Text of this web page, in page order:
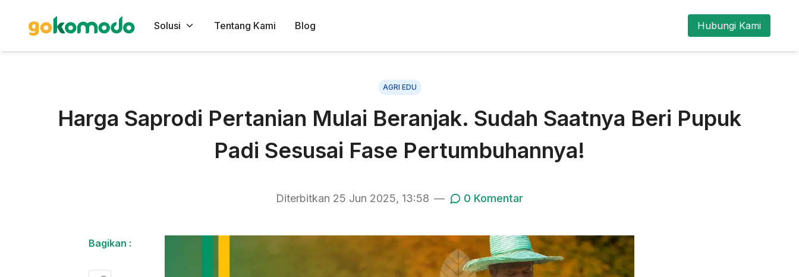
Solusi Tentang Kami Blog Hubungi Kami
AGRI EDU
Harga Saprodi Pertanian Mulai Beranjak. Sudah Saatnya Beri Pupuk
Padi Sesusai Fase Pertumbuhannya!
Diterbitkan 25 Jun 2025, 13:58 — 0 Komentar
Bagikan :